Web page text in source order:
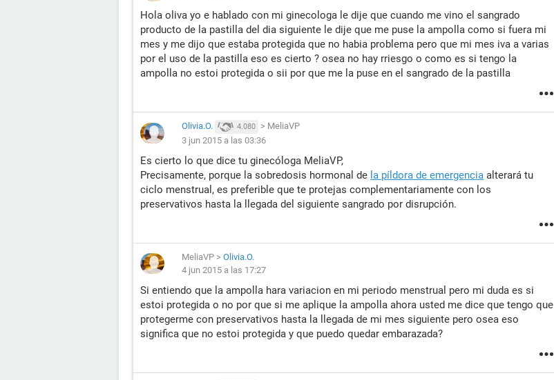
Hola oliva yo e hablado con mi ginecologa le dije que cuando me vino el sangrado
producto de la pastilla del dia siguiente le dije que me puse la ampolla como si fuera mi
mes y me dijo que estaba protegida que no habia problema pero que mi mes iva a varias
por el uso de la pastilla eso es cierto ? osea no hay rriesgo o como es si tengo la
ampolla no estoi protegida o sii por que me la puse en el sangrado de la pastilla
Olivia.O. 4.080 > MeliaVP
3 jun 2015 a las 03:36
Es cierto lo que dice tu ginecóloga MeliaVP,
Precisamente, porque la sobredosis hormonal de la píldora de emergencia alterará tu
ciclo menstrual, es preferible que te protejas complementariamente con los
preservativos hasta la llegada del siguiente sangrado por disrupción.
MeliaVP > Olivia.O.
4 jun 2015 a las 17:27
Si entiendo que la ampolla hara variacion en mi periodo menstrual pero mi duda es si
estoi protegida o no por que si me aplique la ampolla ahora usted me dice que tengo que
protegerme con preservativos hasta la llegada de mi mes siguiente pero osea eso
significa que no estoi protegida y que puedo quedar embarazada?